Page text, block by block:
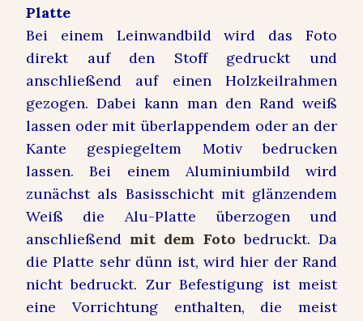
Platte
Bei einem Leinwandbild wird das Foto
direkt auf den Stoff gedruckt und
anschließend auf einen Holzkeilrahmen
gezogen. Dabei kann man den Rand weiß
lassen oder mit überlappendem oder an der
Kante gespiegeltem Motiv bedrucken
lassen. Bei einem Aluminiumbild wird
zunächst als Basisschicht mit glänzendem
Weiß die Alu-Platte überzogen und
anschließend mit dem Foto bedruckt. Da
die Platte sehr dünn ist, wird hier der Rand
nicht bedruckt. Zur Befestigung ist meist
eine Vorrichtung enthalten, die meist